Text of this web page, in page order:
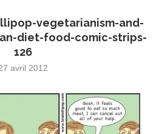
vegetarianism-and-
diet-food-comic-strips-
126
avril 2012